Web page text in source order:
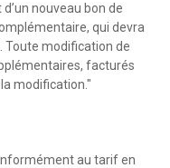
nouveau bon de
qui devra
Toute modification de
facturés
modification."
au tarif en